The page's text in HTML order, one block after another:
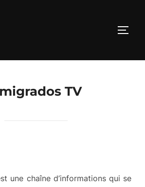
TV
une chaîne d’informations qui se